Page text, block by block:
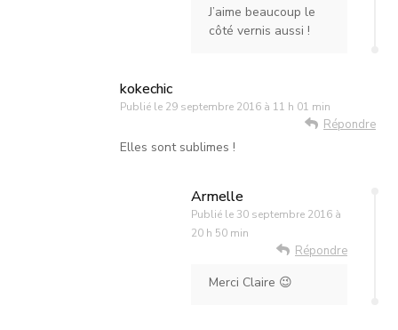
J’aime beaucoup le
côté vernis aussi !
kokechic
Publié le 29 septembre 2016 à 11 h 01 min
Répondre
Elles sont sublimes !
Armelle
Publié le 30 septembre 2016 à
20 h 50 min
Répondre
Merci Claire 😉